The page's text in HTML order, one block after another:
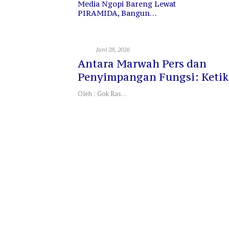
Juni 28, 2026
Antara Marwah Pers dan
Penyimpangan Fungsi:
Berita Hanya Menjadi Alat
Oleh : Gok Ras…